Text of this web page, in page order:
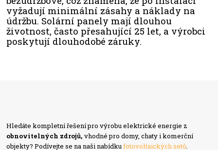
vyžadují minimální zásahy a náklady na
údržbu. Solární panely mají dlouhou
životnost, často přesahující 25 let, a výrobci
poskytují dlouhodobé záruky.
Hledáte kompletní řešení pro výrobu elektrické energie z
obnovitelných zdrojů, vhodné pro domy, chaty i komerční
objekty? Podívejte se na naši nabídkufotovoltaických setů.